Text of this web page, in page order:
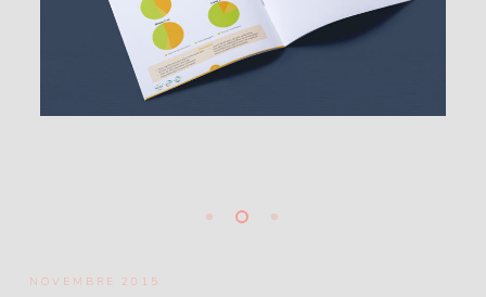
NOVEMBRE 2015